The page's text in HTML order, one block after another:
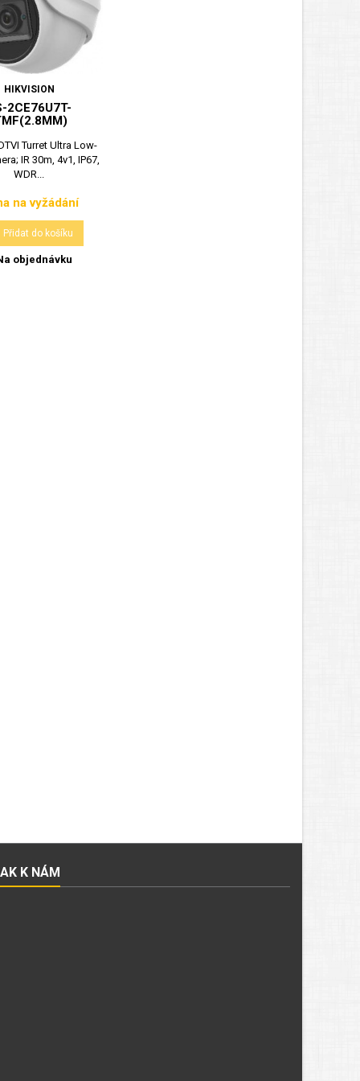
HIKVISION
2CE76U7T-
Turret Ultra Low-
IR 30m, 4v1, IP67,
WDR...
Cena
na vyžádání
Přidat do košíku
objednávku
K NÁM